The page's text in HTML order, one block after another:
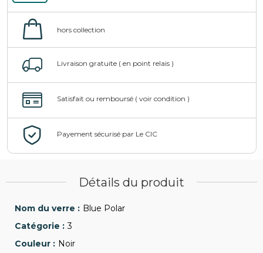
Détails du produit
Blue Polar
3
Noir